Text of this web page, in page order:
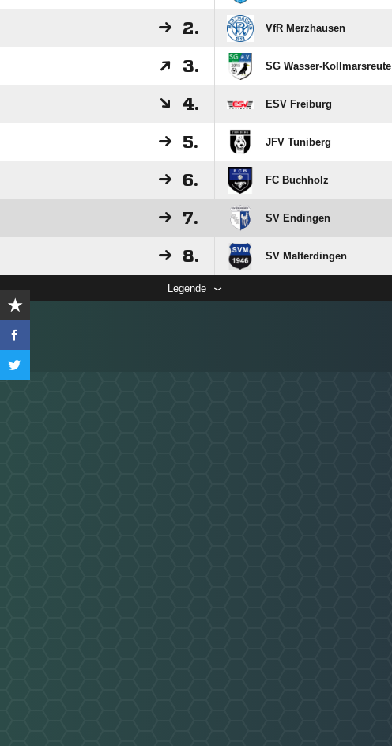
2. VfR Merzhausen
3. SG Wasser-Kollmarsreute
4. ESV Freiburg
5. JFV Tuniberg
6. FC Buchholz
7. SV Endingen
8. SV Malterdingen
Legende